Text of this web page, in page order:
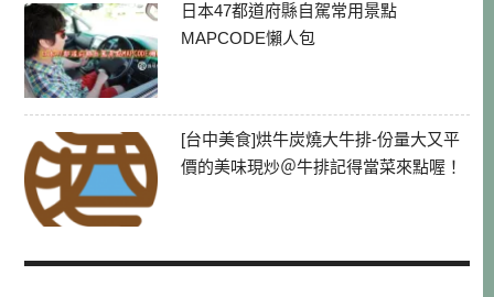
日本47都道府縣自駕常用景點
MAPCODE懶人包
[台中美食]烘牛炭燒大牛排-份量大又平
價的美味現炒＠牛排記得當菜來點喔！